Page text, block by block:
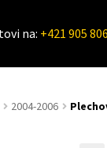
na: +421 905
2004-2006